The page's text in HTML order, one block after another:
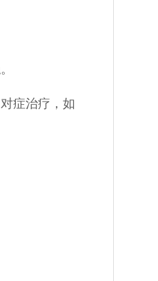
症治疗，如